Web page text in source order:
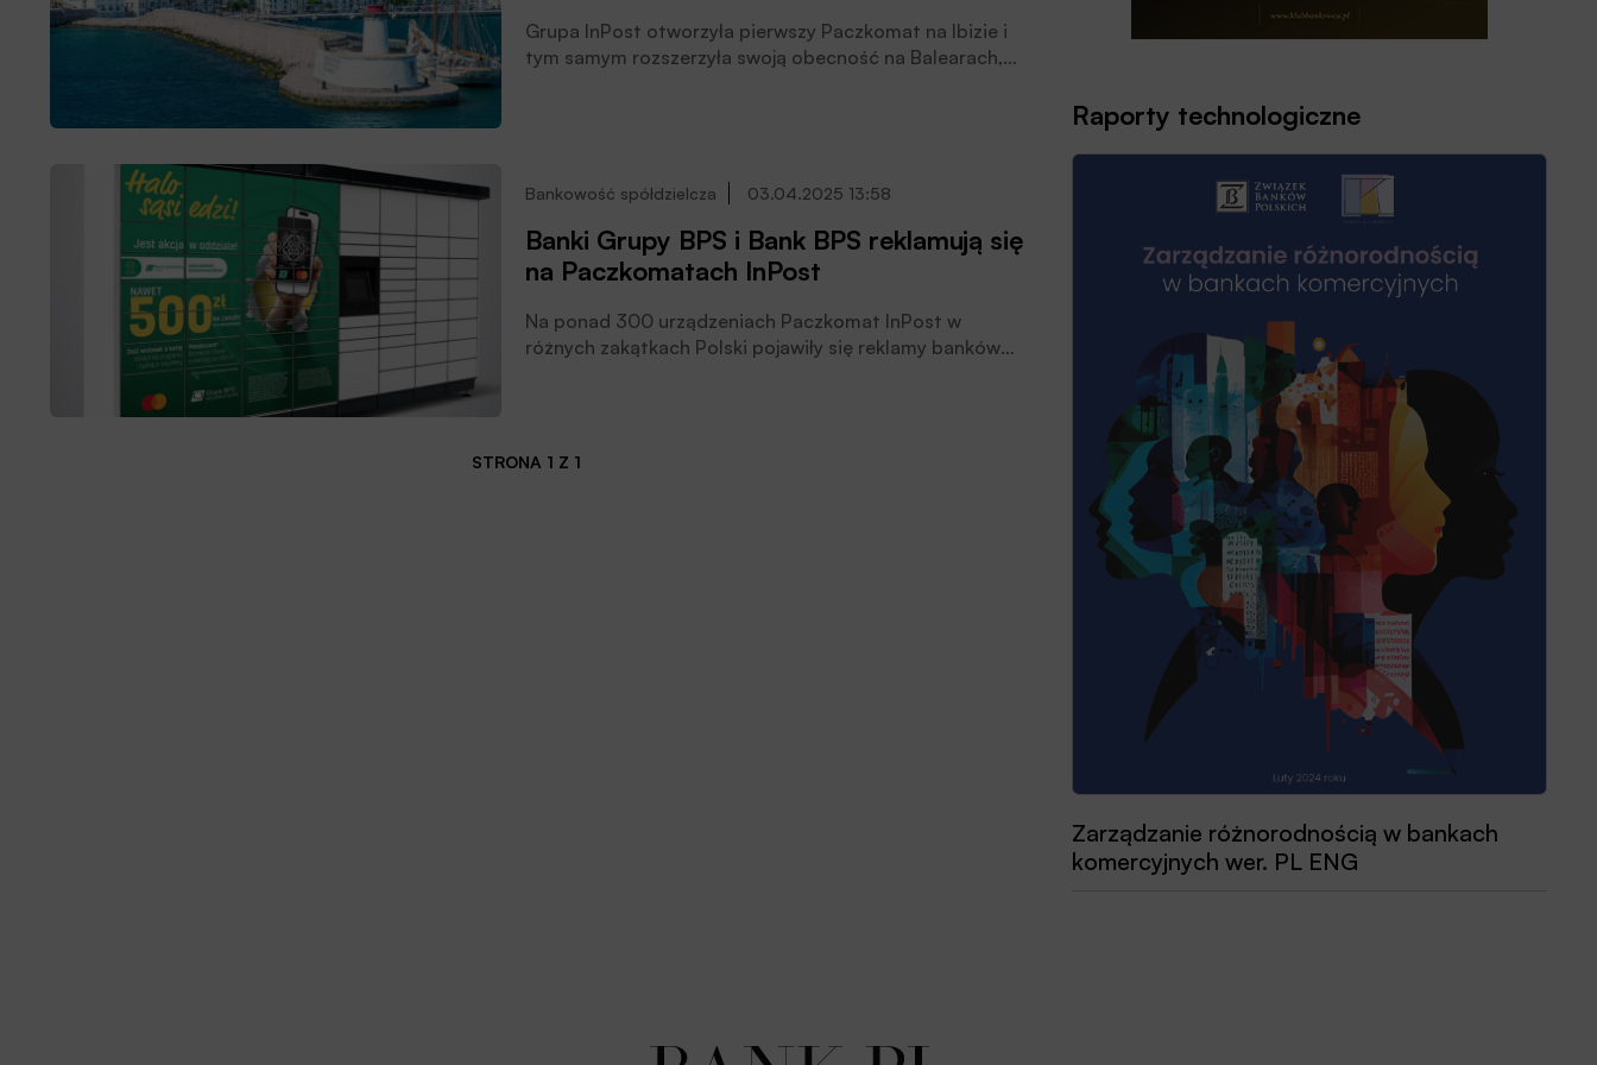
Grupa InPost otworzyła pierwszy Paczkomat na Ibizie i
tym samym rozszerzyła swoją obecność na Balearach,
Bankowość spółdzielcza 03.04.2025 13:58
Banki Grupy BPS i Bank BPS reklamują się
na Paczkomatach InPost
Na ponad 300 urządzeniach Paczkomat InPost w
różnych zakątkach Polski pojawiły się reklamy banków
Mastercard, poinformował Bank.
STRONA 1 Z 1
Raporty technologiczne
Zarządzanie różnorodnością w bankach
komercyjnych wer. PL ENG